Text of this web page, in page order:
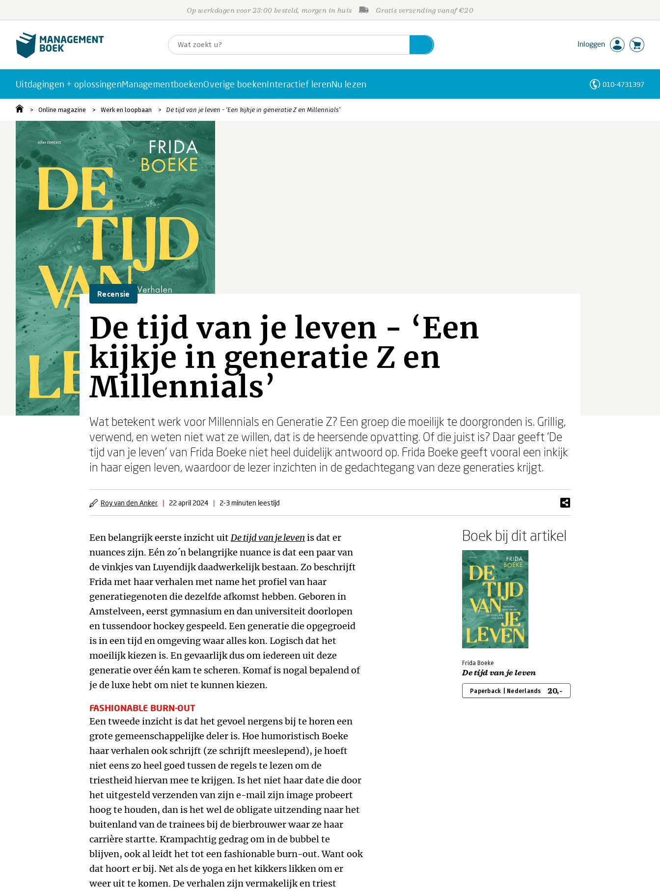
Op werkdagen voor 23:00 besteld, morgen in huis Gratis verzending vanaf €20
Inloggen
Uitdagingen + oplossingenManagementboekenOverige boekenInteractief lerenNu lezen 010-4731397
Online magazine Werk en loopbaan De tijd van je leven - ‘Een kijkje in generatie Z en Millennials’
Recensie
De tijd van je leven - ‘Een
kijkje in generatie Z en
Millennials’
Wat betekent werk voor Millennials en Generatie Z? Een groep die moeilijk te doorgronden is. Grillig,
verwend, en weten niet wat ze willen, dat is de heersende opvatting. Of die juist is? Daar geeft ‘De
tijd van je leven’ van Frida Boeke niet heel duidelijk antwoord op. Frida Boeke geeft vooral een inkijk
in haar eigen leven, waardoor de lezer inzichten in de gedachtegang van deze generaties krijgt.
Roy van den Anker | 22 april 2024 | 2-3 minuten leestijd
Een belangrijk eerste inzicht uit De tijd van je leven is dat er
nuances zijn. Eén zo´n belangrijke nuance is dat een paar van
de vinkjes van Luyendijk daadwerkelijk bestaan. Zo beschrijft
Frida met haar verhalen met name het profiel van haar
generatiegenoten die dezelfde afkomst hebben. Geboren in
Amstelveen, eerst gymnasium en dan universiteit doorlopen
en tussendoor hockey gespeeld. Een generatie die opgegroeid
is in een tijd en omgeving waar alles kon. Logisch dat het
moeilijk kiezen is. En gevaarlijk dus om iedereen uit deze
generatie over één kam te scheren. Komaf is nogal bepalend of
je de luxe hebt om niet te kunnen kiezen.
FASHIONABLE BURN-OUT
Een tweede inzicht is dat het gevoel nergens bij te horen een
grote gemeenschappelijke deler is. Hoe humoristisch Boeke
haar verhalen ook schrijft (ze schrijft meeslepend), je hoeft
niet eens zo heel goed tussen de regels te lezen om de
triestheid hiervan mee te krijgen. Is het niet haar date die door
het uitgesteld verzenden van zijn e-mail zijn image probeert
hoog te houden, dan is het wel de obligate uitzending naar het
buitenland van de trainees bij de bierbrouwer waar ze haar
carrière startte. Krampachtig gedrag om in de bubbel te
blijven, ook al leidt het tot een fashionable burn-out. Want ook
dat hoort er bij. Net als de yoga en het kikkers likken om er
weer uit te komen. De verhalen zijn vermakelijk en triest
Boek bij dit artikel
Frida Boeke
De tijd van je leven
Paperback | Nederlands 20,-
Personen